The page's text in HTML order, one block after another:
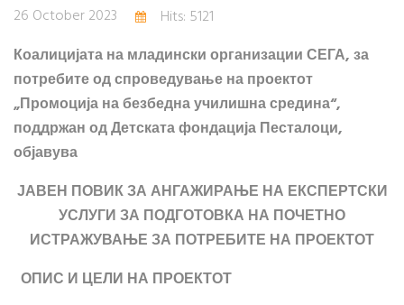
26 October 2023
Hits: 5121
Коалицијата на младински организации СЕГА, за
потребите од спроведување на проектот
„Промоција на безбедна училишна средина“,
поддржан од Детската фондација Песталоци,
објавува
ЈАВЕН ПОВИК ЗА АНГАЖИРАЊЕ НА ЕКСПЕРТСКИ
УСЛУГИ ЗА ПОДГОТОВКА НА ПОЧЕТНО
ИСТРАЖУВАЊЕ ЗА ПОТРЕБИТЕ НА ПРОЕКТОТ
ОПИС И ЦЕЛИ НА ПРОЕКТОТ